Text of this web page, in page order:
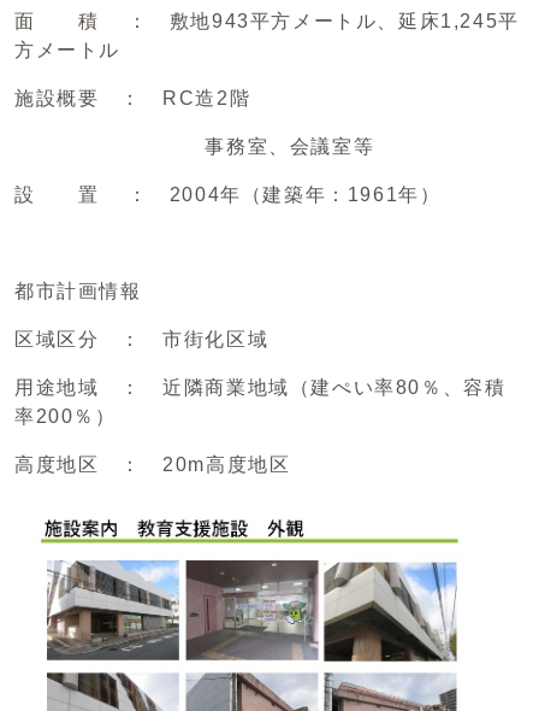
面 積 ： 敷地943平方メートル、延床1,245平
方メートル
施設概要 ： RC造2階
事務室、会議室等
設 置 ： 2004年（建築年：1961年）
都市計画情報
区域区分 ： 市街化区域
用途地域 ： 近隣商業地域（建ぺい率80％、容積
率200％）
高度地区 ： 20m高度地区